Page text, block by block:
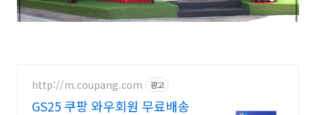
http://m.coupang.com 광고
GS25 쿠팡 와우회원 무료배송